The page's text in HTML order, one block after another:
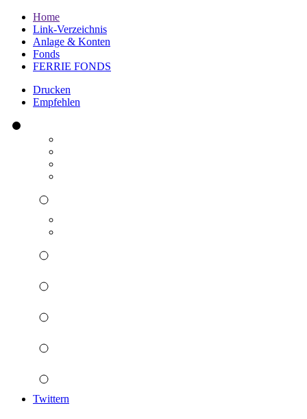
Home
Link-Verzeichnis
Anlage & Konten
Fonds
FERRIE FONDS
Drucken
Empfehlen
Twittern